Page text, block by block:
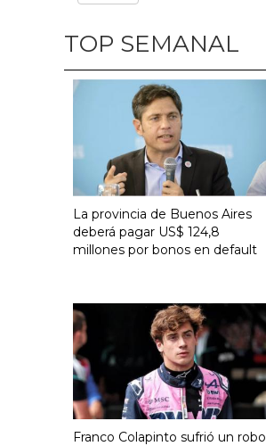
TOP SEMANAL
La provincia de Buenos Aires
deberá pagar US$ 124,8
millones por bonos en default
Franco Colapinto sufrió un robo